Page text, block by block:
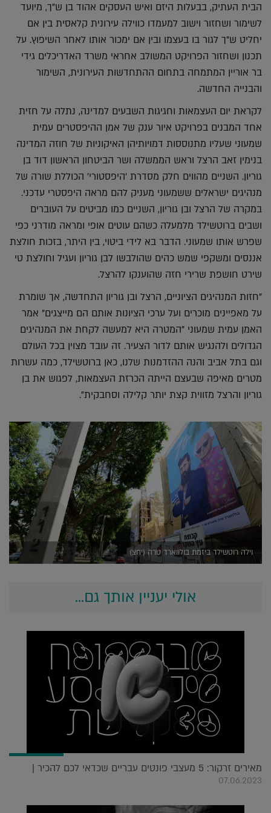
הבית העתיק, בבעלות היזם ואיש העסקים אהוד בן ש"ך, מיועד
לשימור ושחזור וישוב למעמדו כווילה עירונית קלאסית בין אם
יחליט ש"ך לגור בו בעצמו ובין אם ימכור אותו לאחר השיפוץ. על
תכנון ושחזור הפרויקט המשולב אחראי משרד האדריכלים גידי
בר אוריין המתמחה בתחום ההתחדשות העירונית, השימור
והבנייה החדשה.
לקראת יום העצמאות וחגיגות השבעים למדינה, נתלה על חזית
אחד המבנים בפרויקט איור ענק של אמן ההיפסטרים עמית
שמעוני שעליו מתנוססות דמויותיהן האיקוניות של חוזה המדינה
בנימין זאב הרצל וראש הממשלה ושר הביטחון הראשון דוד בן
גוריון. השניים מהווים חלק מסדרת 'היפסטורי' הכוללת שורה של
מנהיגים ישראלים ששמעוני מעניק להם מראה היפסטרי עדכני.
במקרה של הרצל ובן גוריון, השניים כמו מביטים על העוברים
ושבים ברוטשילד מלמעלה כשהם עוטים אופי ומראה מודרני כפי
שפרש אותו שמעוני. הדבר בא לידי ביטוי, בין היתר, בזכות חולצת
אננסים ומשקפי שמש כהים שהולבשו לבן גוריון ועגיל וחולצת טי
שירט חושפת שרירי חזה שהוענקו להרצל.
"חזות המנהיגים הציוניים, הרצל ובן גוריון התחדשה, אך שומרת
על מאפיינים מוכרים ועל ערכי הציונות אותם הם מייצגים" אמר
האמן עמית שמעוני "המטרה היא למעשה לקחת את המנהיגים
הגדולים ולהנגיש אותם לדור הצעיר. זה עובד מצוין בכל העולם
וגם בתל אביב והנה ההזדמנות שלנו, כאן ברוטשילד, כמה עשרות
מטרים מאיפה שבעצם הייתה הכרזת העצמאות, לפגוש את בן
גוריון והרצל מזווית קצת יותר קלילה וסחבקית".
וילה רוטשילד ביזמת בולווארד טרה (יחצ)
אולי יעניין אותך גם...
מאירים זרקור: 5 מעצבי פונטים עבריים שכדאי לכם להכיר |
07.06.2023